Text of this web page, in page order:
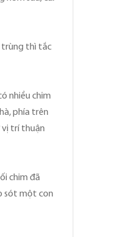
trùng thì tắc
nhiều chim
phía trên
vị trí thuận
chim đã
sót một con